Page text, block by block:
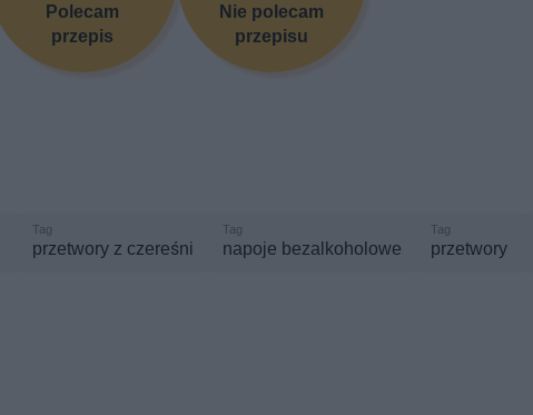
Polecam
przepis
Nie polecam
przepisu
przetwory z czereśni napoje bezalkoholowe przetwory